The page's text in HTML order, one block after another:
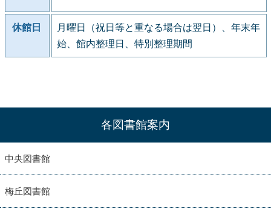
休館日
月曜日（祝日等と重なる場合は翌日）、年末年
始、館内整理日、特別整理期間
各図書館案内
中央図書館
梅丘図書館